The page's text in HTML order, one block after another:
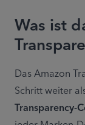
Was ist
Das Amazon
Transparency-